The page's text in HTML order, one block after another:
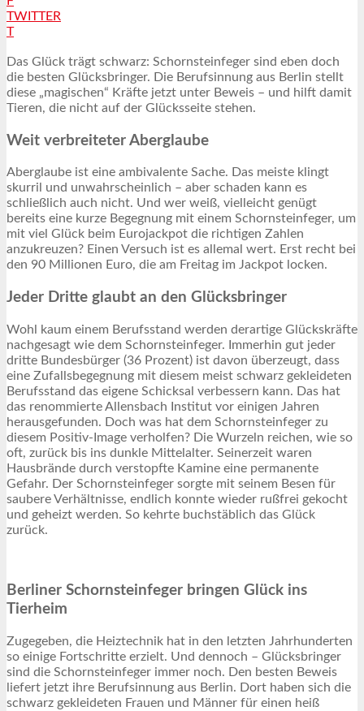
TWITTER
T
Das Glück trägt schwarz: Schornsteinfeger sind eben doch
die besten Glücksbringer. Die Berufsinnung aus Berlin stellt
diese „magischen“ Kräfte jetzt unter Beweis – und hilft damit
Tieren, die nicht auf der Glücksseite stehen.
Weit verbreiteter Aberglaube
Aberglaube ist eine ambivalente Sache. Das meiste klingt
skurril und unwahrscheinlich – aber schaden kann es
schließlich auch nicht. Und wer weiß, vielleicht genügt
bereits eine kurze Begegnung mit einem Schornsteinfeger, um
mit viel Glück beim Eurojackpot die richtigen Zahlen
anzukreuzen? Einen Versuch ist es allemal wert. Erst recht bei
den 90 Millionen Euro, die am Freitag im Jackpot locken.
Jeder Dritte glaubt an den Glücksbringer
Wohl kaum einem Berufsstand werden derartige Glückskräfte
nachgesagt wie dem Schornsteinfeger. Immerhin gut jeder
dritte Bundesbürger (36 Prozent) ist davon überzeugt, dass
eine Zufallsbegegnung mit diesem meist schwarz gekleideten
Berufsstand das eigene Schicksal verbessern kann. Das hat
das renommierte Allensbach Institut vor einigen Jahren
herausgefunden. Doch was hat dem Schornsteinfeger zu
diesem Positiv-Image verholfen? Die Wurzeln reichen, wie so
oft, zurück bis ins dunkle Mittelalter. Seinerzeit waren
Hausbrände durch verstopfte Kamine eine permanente
Gefahr. Der Schornsteinfeger sorgte mit seinem Besen für
saubere Verhältnisse, endlich konnte wieder rußfrei gekocht
und geheizt werden. So kehrte buchstäblich das Glück
zurück.
Berliner Schornsteinfeger bringen Glück ins
Tierheim
Zugegeben, die Heiztechnik hat in den letzten Jahrhunderten
so einige Fortschritte erzielt. Und dennoch – Glücksbringer
sind die Schornsteinfeger immer noch. Den besten Beweis
liefert jetzt ihre Berufsinnung aus Berlin. Dort haben sich die
schwarz gekleideten Frauen und Männer für einen heiß